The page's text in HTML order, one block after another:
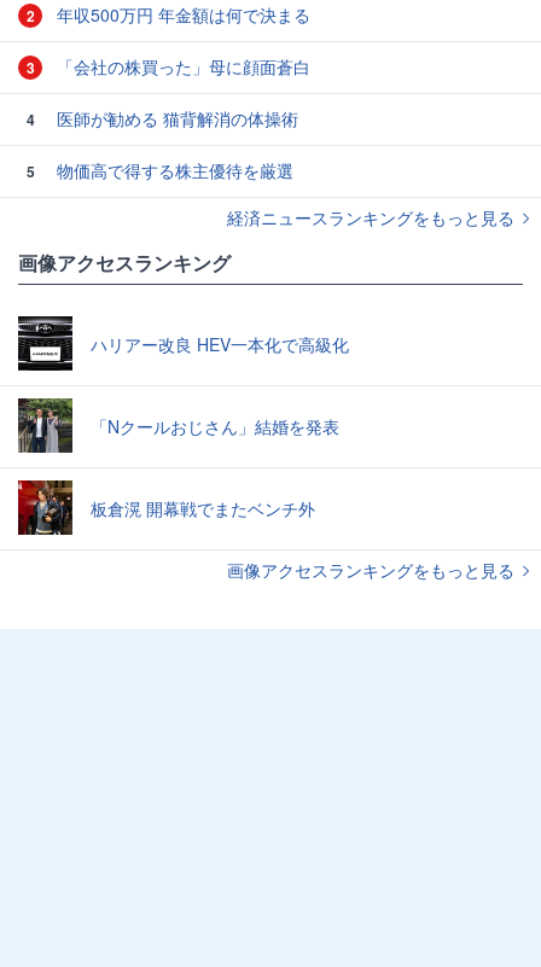
2 年収500万円 年金額は何で決まる
3 「会社の株買った」母に顔面蒼白
4 医師が勧める 猫背解消の体操術
5
物価高で得する株主優待を厳選
経済ニュースランキングをもっと見る
画像アクセスランキング
ハリアー改良 HEV一本化で高級化
「Nクールおじさん」結婚を発表
板倉滉 開幕戦でまたベンチ外
画像アクセスランキングをもっと見る